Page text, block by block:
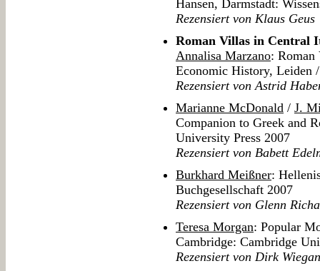
Hansen, Darmstadt:
Rezensiert von Klaus Geus
Roman Villas in Central
Annalisa Marzano:
Economic History, Leiden
Rezensiert von Astrid
Marianne McDonald / J.
Companion to Greek and
University Press 2007
Rezensiert von Babett
Burkhard Meißner:
Buchgesellschaft 2007
Rezensiert von Glenn
Teresa Morgan: Popular
Cambridge: Cambridge
Rezensiert von Dirk